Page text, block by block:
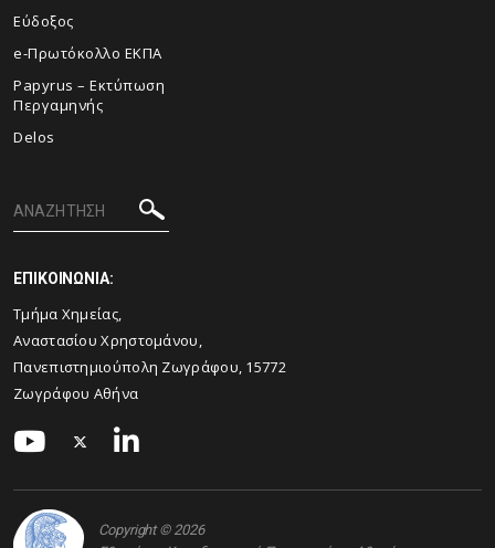
Εύδοξος
e-Πρωτόκολλο ΕΚΠΑ
Papyrus – Εκτύπωση
Περγαμηνής
Delos
ΕΠΙΚΟΙΝΩΝΙΑ:
Τμήμα Χημείας,
Αναστασίου Χρηστομάνου,
Πανεπιστημιούπολη Ζωγράφου, 15772
Ζωγράφου Αθήνα
Copyright © 2026